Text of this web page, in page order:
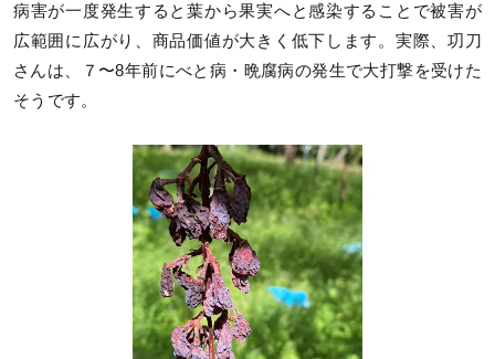
病害が一度発生すると葉から果実へと感染することで被害が
広範囲に広がり、商品価値が大きく低下します。実際、㓛刀
さんは、７〜8年前にべと病・晩腐病の発生で大打撃を受けた
そうです。